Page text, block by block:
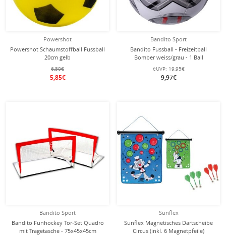
Powershot
Powershot Schaumstoffball Fussball
20cm gelb
6,50€
5,85€
Bandito Sport
Bandito Fussball - Freizeitball
Bomber weiss/grau - 1 Ball
eUVP: 19,95€
9,97€
Bandito Sport
Bandito Funhockey Tor-Set Quadro
mit Tragetasche - 75x45x45cm
Sunflex
Sunflex Magnetisches Dartscheibe
Circus (inkl. 6 Magnetpfeile)